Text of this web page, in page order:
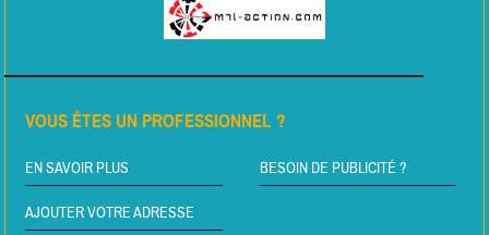
VOUS ÊTES UN PROFESSIONNEL ?
EN SAVOIR PLUS BESOIN DE PUBLICITÉ ?
AJOUTER VOTRE ADRESSE